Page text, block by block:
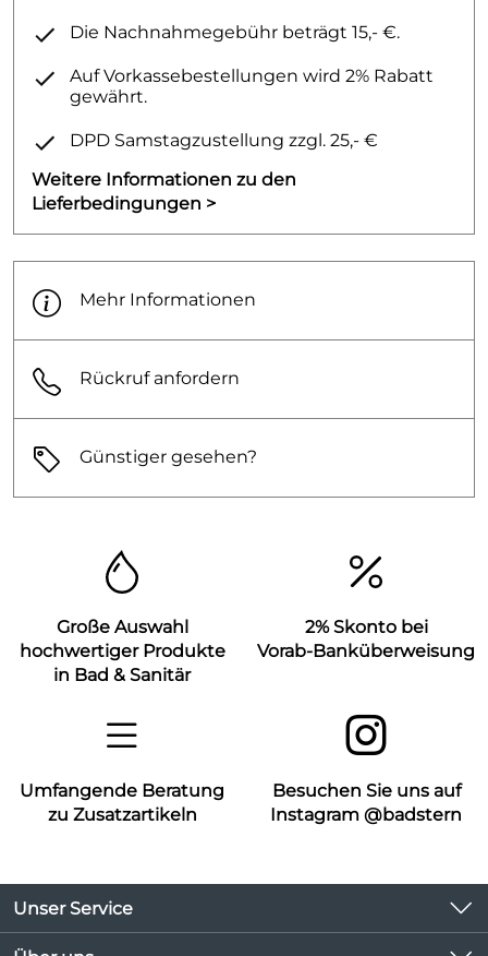
Die Nachnahmegebühr beträgt 15,- €.
Auf Vorkassebestellungen wird 2% Rabatt
gewährt.
DPD Samstagzustellung zzgl. 25,- €
Weitere Informationen zu den
Lieferbedingungen >
Mehr Informationen
Rückruf anfordern
Günstiger gesehen?
Große Auswahl
hochwertiger Produkte
in Bad & Sanitär
2% Skonto bei
Vorab-Banküberweisung
Umfangende Beratung
zu Zusatzartikeln
Besuchen Sie uns auf
Instagram @badstern
Unser Service
Kontakt